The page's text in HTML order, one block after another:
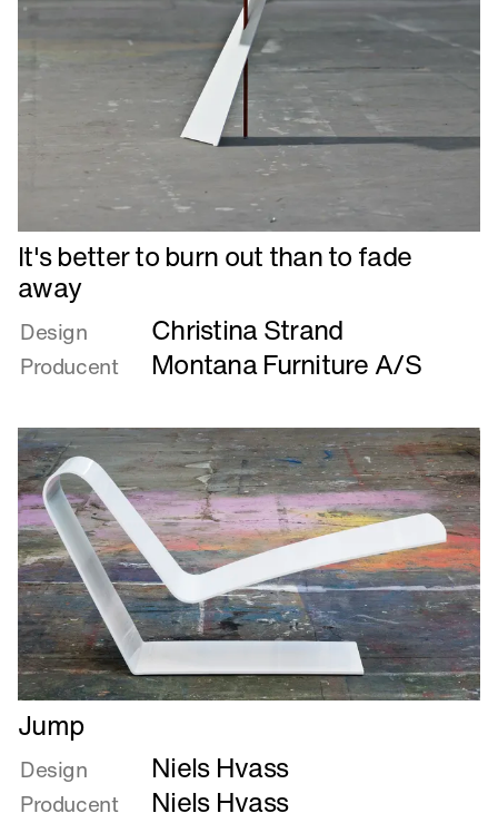
Læs
mere
om
It's
better
to
out
than
to
fade
away
It's better to burn out than to fade
away
Design Christina Strand
Producent Montana Furniture A/S
Læs
mere
om
Jump
Jump
Design Niels Hvass
Producent Niels Hvass